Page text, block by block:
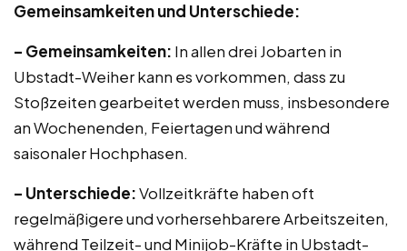
Gemeinsamkeiten und Unterschiede:
– Gemeinsamkeiten: In allen drei Jobarten in
Ubstadt-Weiher kann es vorkommen, dass zu
Stoßzeiten gearbeitet werden muss, insbesondere
an Wochenenden, Feiertagen und während
saisonaler Hochphasen.
– Unterschiede:Vollzeitkräfte haben oft
regelmäßigere und vorhersehbarere Arbeitszeiten,
während Teilzeit- und Minijob-Kräfte in Ubstadt-